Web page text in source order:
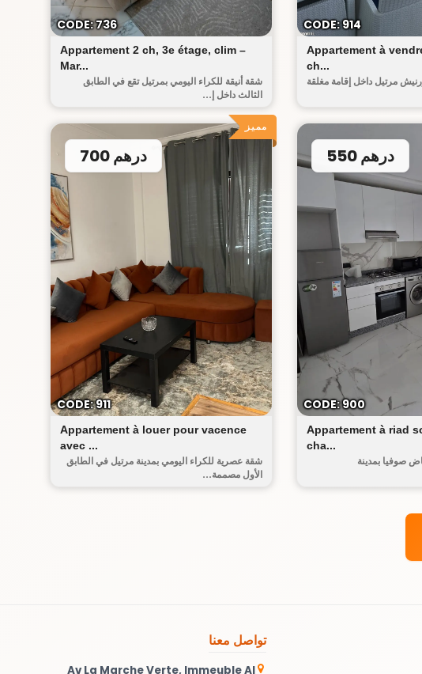
رياض صوفيا
Appartement 2 ch, 3e étage, clim –
Mar...
شقة أنيقة للكراء اليومي بمرتيل تقع في الطابق
الثالث داخل إ...
CODE: 736
Appartement à
ch...
مرتيل داخل إقامة مغلقة
CODE: 914
مميز
الحومة الجديدة
Appartement à louer pour vacence
avec ...
700 درهم
شقة عصرية للكراء اليومي بمدينة مرتيل في الطابق
الأول مصممة...
CODE: 911
Appartement à riad
cha...
550 درهم
صوفيا بمدينة
CODE: 900
تواصل معنا
Av La Marche Verte, Immeuble Al